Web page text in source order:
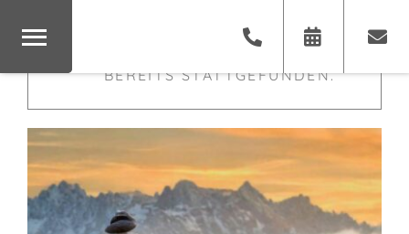
DIESE VERANSTALTUNG HAT
BEREITS STATTGEFUNDEN.
×